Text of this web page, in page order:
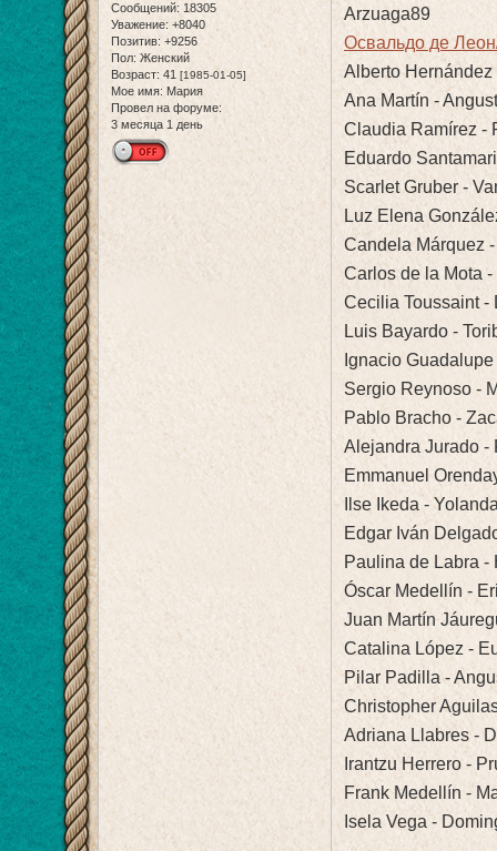
Сообщений: 18305
Уважение: +8040
Позитив: +9256
Пол: Женский
Возраст: 41 [1985-01-05]
Мое имя: Мария
Провел на форуме:
3 месяца 1 день
Arzuaga8​9​
Освальдо де
Alberto Hernández
Ana Martín -
Claudia Ramírez -
Eduardo
Scarlet Gruber -
Luz Elena
Candela Márquez
Carlos de la Mota
Cecilia Toussaint -
Luis Bayardo -
Ignacio
Sergio Reynoso -
Pablo Bracho -
Alejandra Jurado -
Emmanuel
Ilse Ikeda -
Edgar Iván
Paulina de Labra -
Óscar Medellín -
Juan Martín
Catalina López -
Pilar Padilla -
Christopher
Adriana Llabres -
Irantzu Herrero -
Frank Medellín -
Isela Vega -